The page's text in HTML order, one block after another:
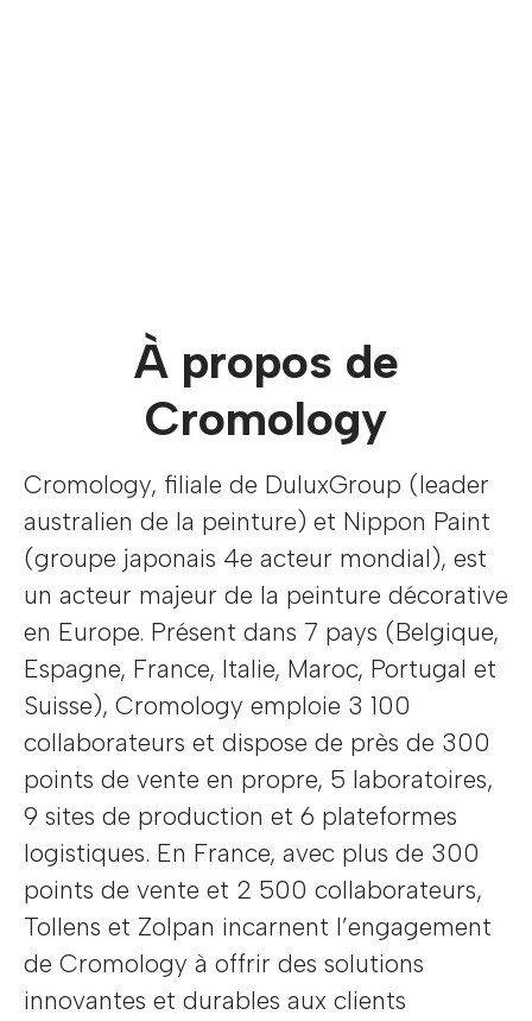
À propos de
Cromology
Cromology, filiale de DuluxGroup (leader
australien de la peinture) et Nippon Paint
(groupe japonais 4e acteur mondial), est
un acteur majeur de la peinture décorative
en Europe. Présent dans 7 pays (Belgique,
Espagne, France, Italie, Maroc, Portugal et
Suisse), Cromology emploie 3 100
collaborateurs et dispose de près de 300
points de vente en propre, 5 laboratoires,
9 sites de production et 6 plateformes
logistiques. En France, avec plus de 300
points de vente et 2 500 collaborateurs,
Tollens et Zolpan incarnent l’engagement
de Cromology à offrir des solutions
innovantes et durables aux clients